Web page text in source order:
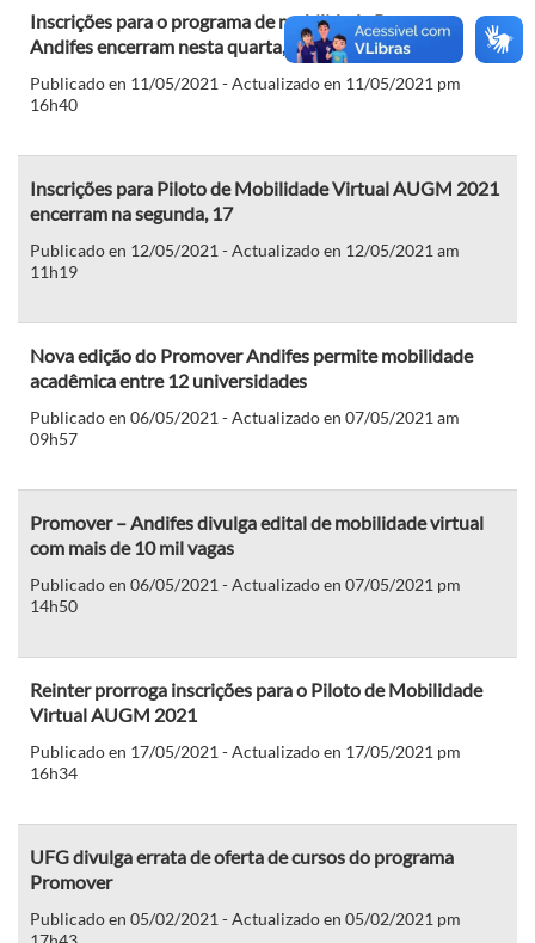
Inscrições para o programa de mobilidade Promover
Andifes encerram nesta quarta, 12
Publicado en 11/05/2021 - Actualizado en 11/05/2021 pm
16h40
Inscrições para Piloto de Mobilidade Virtual AUGM 2021
encerram na segunda, 17
Publicado en 12/05/2021 - Actualizado en 12/05/2021 am
11h19
Nova edição do Promover Andifes permite mobilidade
acadêmica entre 12 universidades
Publicado en 06/05/2021 - Actualizado en 07/05/2021 am
09h57
Promover – Andifes divulga edital de mobilidade virtual
com mais de 10 mil vagas
Publicado en 06/05/2021 - Actualizado en 07/05/2021 pm
14h50
Reinter prorroga inscrições para o Piloto de Mobilidade
Virtual AUGM 2021
Publicado en 17/05/2021 - Actualizado en 17/05/2021 pm
16h34
UFG divulga errata de oferta de cursos do programa
Promover
Publicado en 05/02/2021 - Actualizado en 05/02/2021 pm